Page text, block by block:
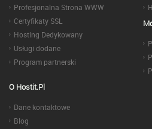
Profesjonalna Strona WWW
Certyfikaty SSL
Hosting Dedykowany
Usługi dodane
Program partnerski
O Hostit.pl
Dane kontaktowe
Blog